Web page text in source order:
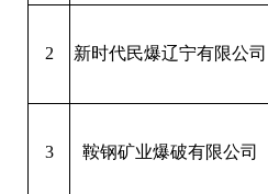
2 新时代民爆辽宁有限公司
3 鞍钢矿业爆破有限公司